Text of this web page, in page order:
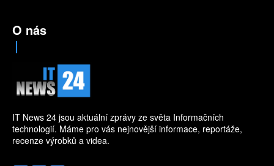
O nás
IT News 24 jsou aktuální zprávy ze světa Informačních
technologií. Máme pro vás nejnovější informace, reportáže,
recenze výrobků a videa.